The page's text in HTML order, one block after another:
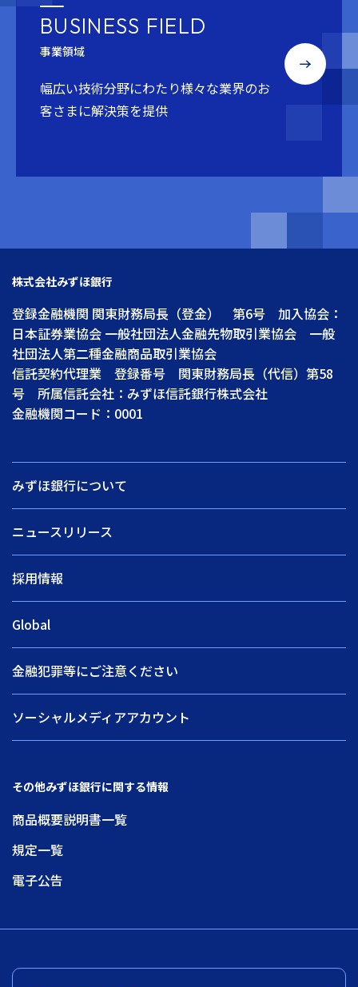
BUSINESS FIELD
事業領域
幅広い技術分野にわたり様々な業界のお
客さまに解決策を提供
株式会社みずほ銀行
登録金融機関 関東財務局長（登金） 第6号 加入協会：
日本証券業協会 一般社団法人金融先物取引業協会 一般
社団法人第二種金融商品取引業協会
信託契約代理業 登録番号 関東財務局長（代信）第58
号 所属信託会社：みずほ信託銀行株式会社
金融機関コード：0001
みずほ銀行について
ニュースリリース
採用情報
Global
金融犯罪等にご注意ください
ソーシャルメディアアカウント
その他みずほ銀行に関する情報
商品概要説明書一覧
規定一覧
電子公告